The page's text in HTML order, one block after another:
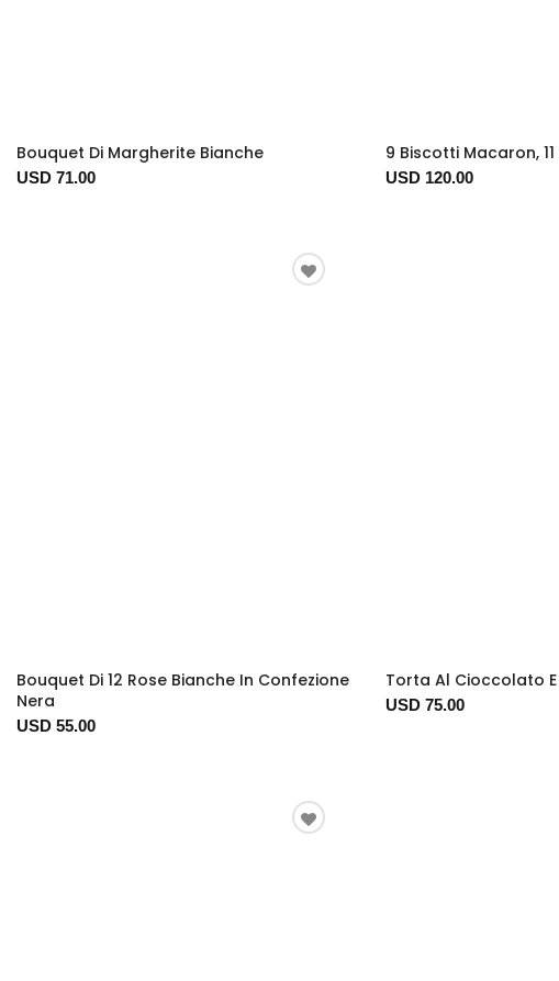
Bouquet Di Margherite Bianche
USD 71.00
9 Biscotti Macaron,
USD 120.00
Bouquet Di 12 Rose Bianche In Confezione
Nera
USD 55.00
Torta Al Cioccolato
USD 75.00